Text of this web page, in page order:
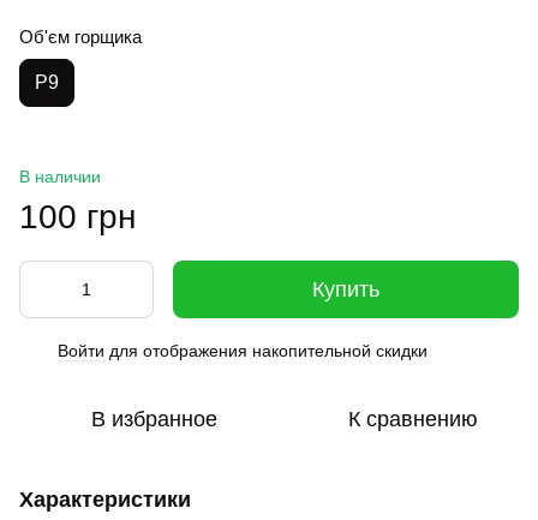
Об'єм горщика
P9
В наличии
100 грн
Купить
Войти для отображения накопительной скидки
В избранное К сравнению
Характеристики